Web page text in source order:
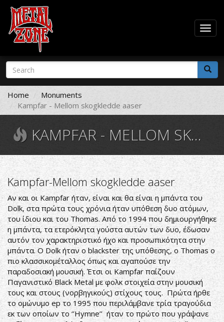
Skip
main
content
Search
form
Search
Home
Monuments
Kampfar - Mellom skogkledde aaser
KAMPFAR - MELLOM SKOGKLEDDE AASER
Kampfar-Mellom skogkledde aaser
Αν και οι Kampfar ήταν, είναι και θα είναι η μπάντα του
Dolk, στα πρώτα τους χρόνια ήταν υπόθεση δυο ατόμων,
του ίδιου και του Thomas. Από το 1994 που δημιουργήθηκε
η μπάντα, τα ετερόκλητα γούστα αυτών των δυο, έδωσαν
αυτόν τον χαρακτηριστικό ήχο και προσωπικότητα στην
μπάντα. Ο Dolk ήταν ο blackster της υπόθεσης, ο Thomas ο
πιο κλασσικομέταλλος όπως και αγαπούσε την
παραδοσιακή μουσική. Έτσι οι Kampfar παίζουν
Παγανιστικό Black Metal με φολκ στοιχεία στην μουσική
τους και στους (νορβηγικούς) στίχους τους. Πρώτα ήρθε
το ομώνυμο ep το 1995 που περιλάμβανε τρία τραγούδια
εκ των οποίων το ‘’Hymne’’ ήταν το πρώτο που γράψανε